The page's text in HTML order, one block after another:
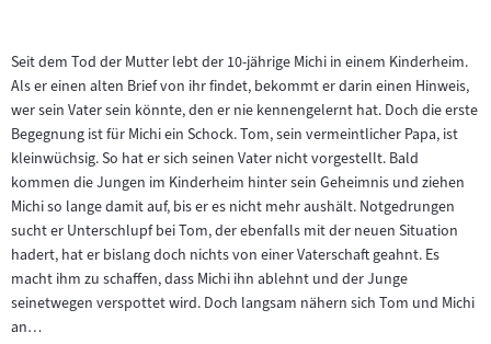
Seit dem Tod der Mutter lebt der 10-jährige Michi in einem Kinderheim.
Als er einen alten Brief von ihr findet, bekommt er darin einen Hinweis,
wer sein Vater sein könnte, den er nie kennengelernt hat. Doch die erste
Begegnung ist für Michi ein Schock. Tom, sein vermeintlicher Papa, ist
kleinwüchsig. So hat er sich seinen Vater nicht vorgestellt. Bald
kommen die Jungen im Kinderheim hinter sein Geheimnis und ziehen
Michi so lange damit auf, bis er es nicht mehr aushält. Notgedrungen
sucht er Unterschlupf bei Tom, der ebenfalls mit der neuen Situation
hadert, hat er bislang doch nichts von einer Vaterschaft geahnt. Es
macht ihm zu schaffen, dass Michi ihn ablehnt und der Junge
seinetwegen verspottet wird. Doch langsam nähern sich Tom und Michi
an…